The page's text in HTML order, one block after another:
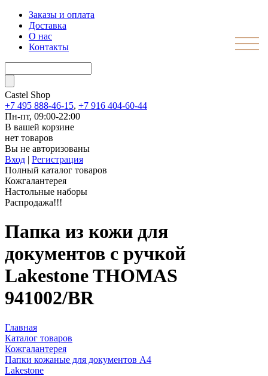
Заказы и оплата
Доставка
О нас
Контакты
Castel Shop
+7 495 888-46-15, +7 916 404-60-44
Пн-пт, 09:00-22:00
В вашей корзине
нет товаров
Вы не авторизованы
Вход | Регистрация
Полный каталог товаров
Кожгалантерея
Настольные наборы
Распродажа!!!
Папка из кожи для
документов с ручкой
Lakestone THOMAS
941002/BR
Главная
Каталог товаров
Кожгалантерея
Папки кожаные для документов А4
Lakestone